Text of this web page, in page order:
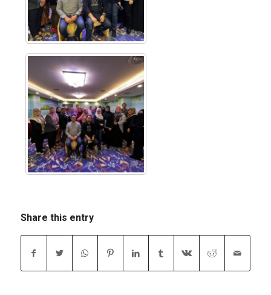
Share this entry